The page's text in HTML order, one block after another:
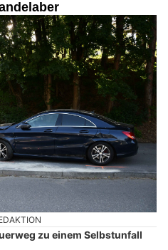
zu einem Selbstunfall